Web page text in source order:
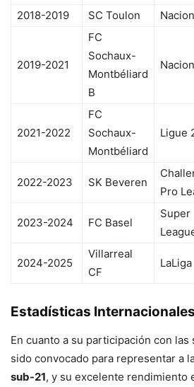
2018-2019 SC Toulon
2019-2021
FC
Sochaux-
Montbéliard
B
2021-2022
FC
Sochaux-
Montbéliard
Ligue
2022-2023 SK Beveren
Pro
2023-2024 FC Basel
Super
2024-2025
Villarreal
CF
LaLiga
Estadísticas
En cuanto a su participación con las
sido convocado para representar a
sub-21, y su excelente rendimiento